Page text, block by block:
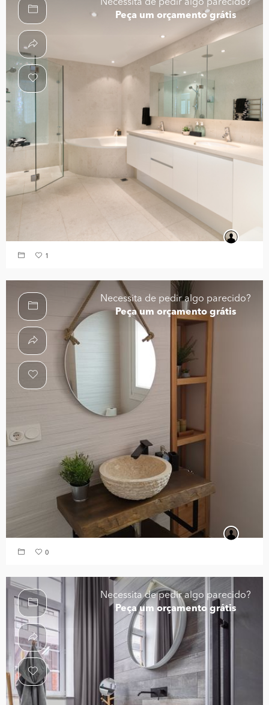
Necessita de pedir algo parecido?
Peça um orçamento grátis
1
Necessita de pedir algo parecido?
Peça um orçamento grátis
0
Necessita de pedir algo parecido?
Peça um orçamento grátis